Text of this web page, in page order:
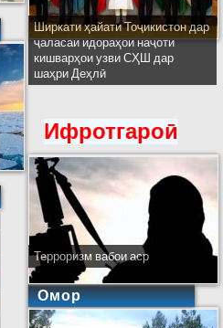
Ширкати ҳайати Тоҷикистон дар
ҷаласаи идораҳои наҷоти
кишварҳои узви СҲШ дар
шаҳри Деҳлӣ
Ифротгароӣ
Терроризм вабои аср
Омор